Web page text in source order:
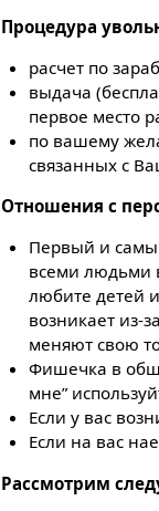
Процедура
расчет по
выдача
первое место
по вашему
связанных с
Отношения с
Первый и
всеми людьми
любите детей
возникает из-
меняют свою
Фишечка в
мне”
Если у вас
Если на вас
Рассмотрим